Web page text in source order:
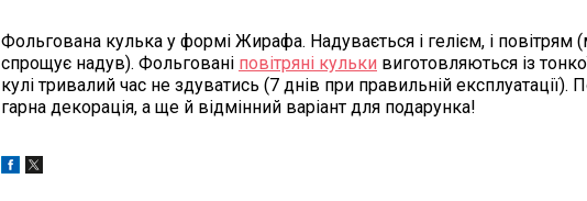
Фольгована кулька у формі Жирафа. Надувається і гелієм, і повітрям
спрощує надув). Фольговані повітряні кульки виготовляються із
кулі тривалий час не здуватись (7 днів при правильній експлуатації).
гарна декорація, а ще й відмінний варіант для подарунка!